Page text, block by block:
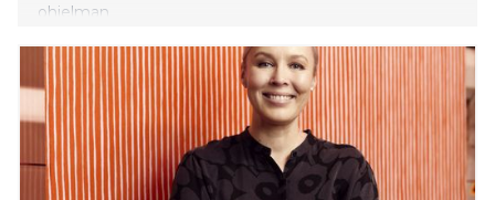
ohjelman
tour-2025